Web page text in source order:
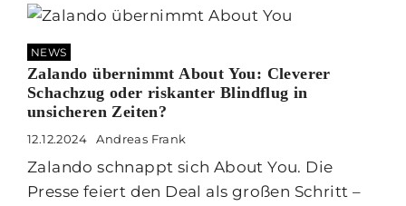
NEWS
Zalando übernimmt About You: Cleverer
Schachzug oder riskanter Blindflug in
unsicheren Zeiten?
12.12.2024 Andreas Frank
Zalando schnappt sich About You. Die
Presse feiert den Deal als großen Schritt –